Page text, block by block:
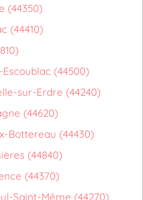
(44350)
(44410)
(44500)
sur-Erdre (44240)
(44620)
Bottereau (44430)
(44840)
(44370)
Saint-Même (44270)